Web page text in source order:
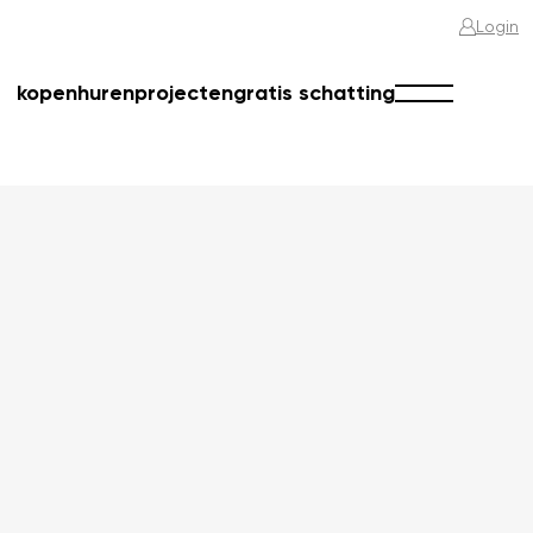
kopenhurenprojectengratis schatting
Login